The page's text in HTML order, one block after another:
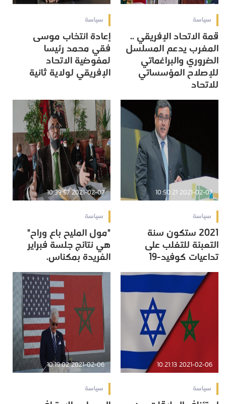
سياسة
قمة الاتحاد الإفريقي ..
المغرب يدعم المسلسل
الضروري والبراغماتي
للإصلاح المؤسساتي
للاتحاد
سياسة
إعادة انتخاب موسى
فقي محمد رئيسا
لمفوضية الاتحاد
الإفريقي لولاية ثانية
2021-02-07 10:50:21
سياسة
2021 ستكون سنة
التعبئة للتغلب على
تداعيات كوفيد-19
2021-02-07 10:39:57
سياسة
"مول المليح باع وراح"
هي نتائج جلسة فبراير
الفريدة بمكناس.
2021-02-06 10:21:13
سياسة
2021-02-06 10:19:02
سياسة